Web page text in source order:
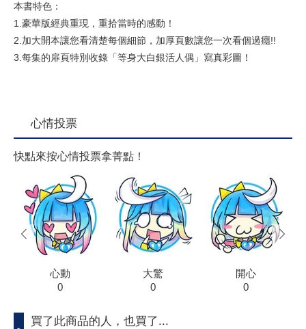
本書特色：
1.豪華版經典重現，重拾當時的感動！
2.加大開本讓您看清楚每個細節，加厚頁數讓您一次看個過癮!!
3.每集的扉頁特別收錄「等身大白銀活人偶」寫真彩圖！
心情投票
快點來按心情投票拿菁點！
心動
0
大驚
0
開心
0
prev next
買了此商品的人，也買了...